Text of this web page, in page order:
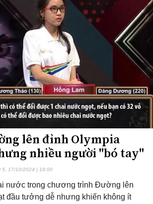
lên đỉnh Olympia
nhiều người "bó tay"
5, 17/10/2024 | 18:00
nước trong chương trình Đường lên
đầu tưởng dễ nhưng khiến không ít